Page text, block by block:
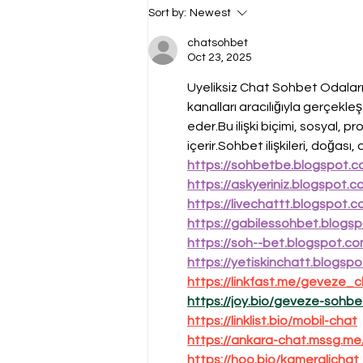
እንፈልጋለን ሲሉ በኢትዮጵያ የቤተ
እስራኤል የልማት ድርጅት ፕሬዚዳንት
አቶ በላይነህ ታ
Sort by: Newest
chatsohbet
Oct 23, 2025
Uyeliksiz Chat Sohbet
kanalları aracılığıyla
eder.Bu ilişki biçimi, sosyal,
içerir.Sohbet ilişkileri, doğası,
https://
https://
https://
https://
https://soh--
https://
https://linkfast.me/
https://joy.bio/geveze-
https://linklist.bio/mobil-chat
https://ankara-
https://hoo.bio/kameralichat